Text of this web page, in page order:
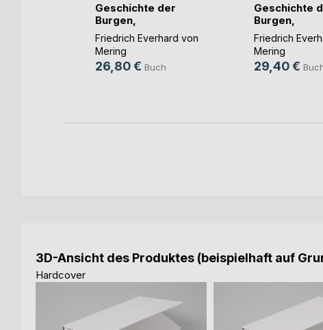
Geschichte der
Burgen,
Rittergüter(...)
Friedrich Everhard von
Mering
26,80 € Buch
Geschichte
Burgen,
Rittergüter(...)
Friedrich
Mering
29,40 €
3D-Ansicht des Produktes (beispielhaft auf
Hardcover